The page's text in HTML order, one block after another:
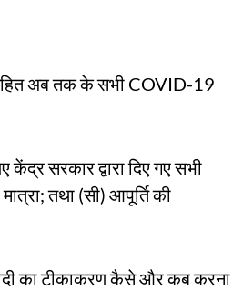
अब तक के सभी COVID-19
सरकार द्वारा दिए गए सभी
तथा (सी) आपूर्ति की
का टीकाकरण कैसे और कब करना